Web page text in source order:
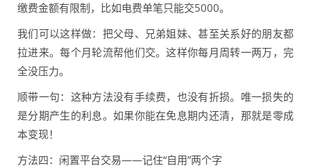
缴费金额有限制，比如电费单笔只能交5000。
我们可以这样做：把父母、兄弟姐妹、甚至关系好的朋友都
拉进来。每个月轮流帮他们交。这样你每月周转一两万，完
全没压力。
顺带一句：这种方法没有手续费，也没有折损。唯一损失的
是分期产生的利息。如果你能在免息期内还清，那就是零成
本变现！
方法四：闲置平台交易——记住“自用”两个字